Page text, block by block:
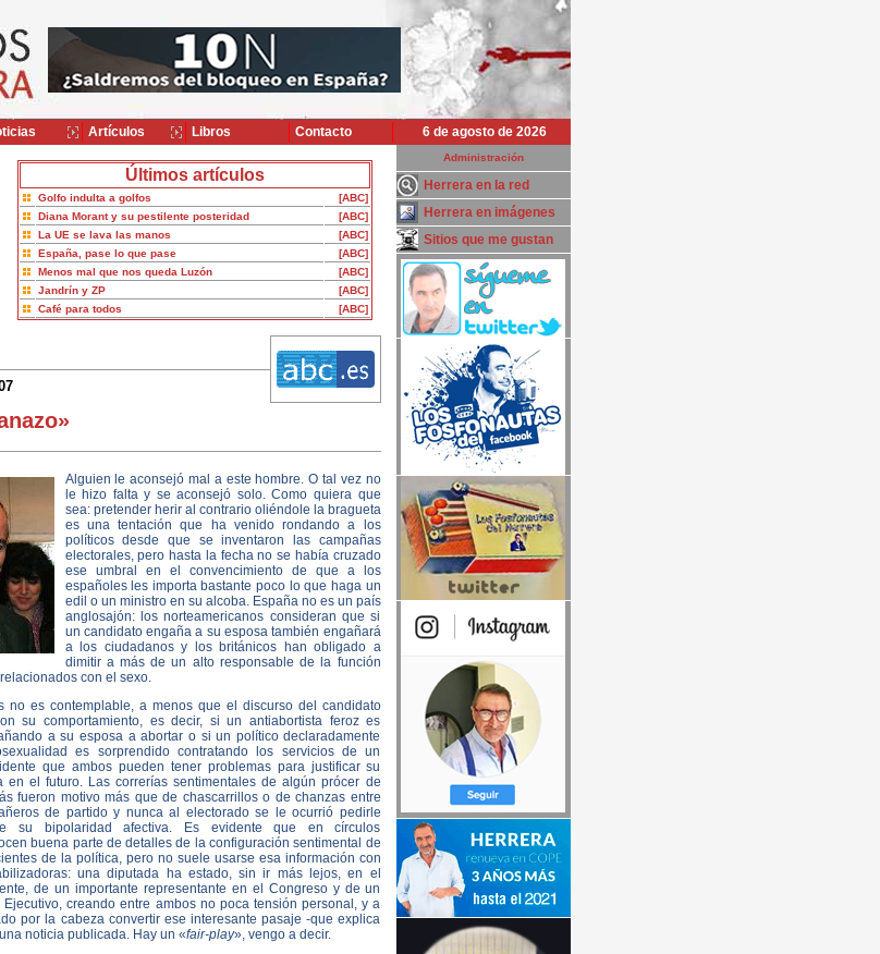
6 de agosto de 2026
Últimos artículos
Golfo indulta a golfos
[ABC]
Diana Morant y su pestilente posteridad
[ABC]
La UE se lava las manos
[ABC]
España, pase lo que pase
[ABC]
Menos mal que nos queda Luzón
[ABC]
Jandrín y ZP
[ABC]
Café para todos
[ABC]
Alguien le aconsejó mal a este hombre. O tal vez no
le hizo falta y se aconsejó solo. Como quiera que
sea: pretender herir al contrario oliéndole la bragueta
es una tentación que ha venido rondando a los
políticos desde que se inventaron las campañas
electorales, pero hasta la fecha no se había cruzado
ese umbral en el convencimiento de que a los
españoles les importa bastante poco lo que haga un
edil o un ministro en su alcoba. España no es un país
anglosajón: los norteamericanos consideran que si
un candidato engaña a su esposa también engañará
a los ciudadanos y los británicos han obligado a
dimitir a más de un alto responsable de la función
con el sexo.
no es contemplable, a menos que el discurso del candidato
su comportamiento, es decir, si un antiabortista feroz es
a su esposa a abortar o si un político declaradamente
es sorprendido contratando los servicios de un
que ambos pueden tener problemas para justificar su
en el futuro. Las correrías sentimentales de algún prócer de
fueron motivo más que de chascarrillos o de chanzas entre
de partido y nunca al electorado se le ocurrió pedirle
su bipolaridad afectiva. Es evidente que en círculos
buena parte de detalles de la configuración sentimental de
de la política, pero no suele usarse esa información con
una diputada ha estado, sin ir más lejos, en el
de un importante representante en el Congreso y de un
creando entre ambos no poca tensión personal, y a
por la cabeza convertir ese interesante pasaje -que explica
noticia publicada. Hay un «fair-play», vengo a decir.
Administración
Herrera en la red
Herrera en imágenes
Sitios que me gustan
Artículos Libros Contacto